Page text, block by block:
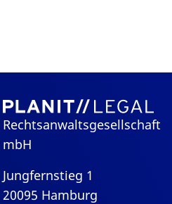
Rechtsanwaltsgesellschaft
mbH
Jungfernstieg 1
20095 Hamburg